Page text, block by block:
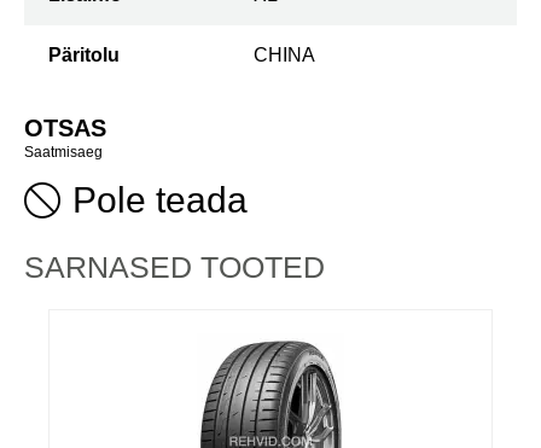
Päritolu CHINA
OTSAS
Saatmisaeg
Pole teada
SARNASED TOOTED